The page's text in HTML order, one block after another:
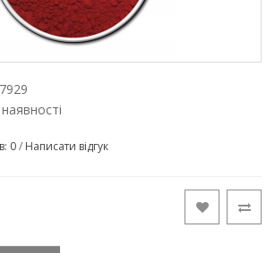
0/ Написати відгук